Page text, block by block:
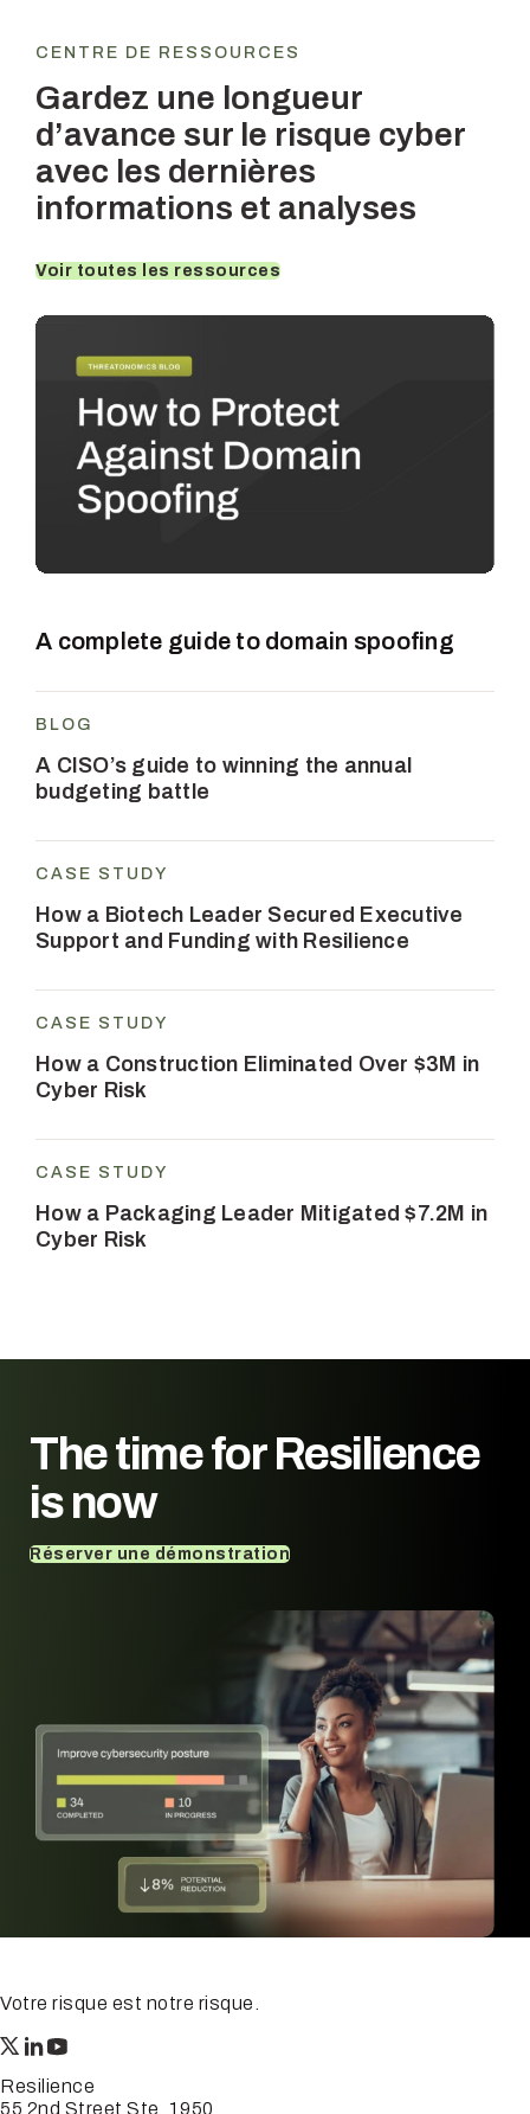
CENTRE DE RESSOURCES
Gardez une longueur
d’avance sur le risque cyber
avec les dernières
informations et analyses
Voir toutes les ressources
A complete guide to domain spoofing
BLOG
A CISO’s guide to winning the annual
budgeting battle
CASE STUDY
How a Biotech Leader Secured Executive
Support and Funding with Resilience
CASE STUDY
How a Construction Eliminated Over $3M in
Cyber Risk
CASE STUDY
How a Packaging Leader Mitigated $7.2M in
Cyber Risk
The time forResilience
is now
Réserver une démonstration
Votre risque est notre risque.
Resilience
55 2nd Street Ste. 1950